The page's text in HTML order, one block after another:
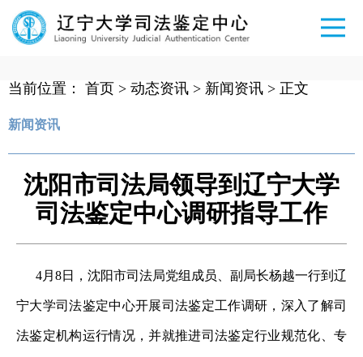
当前位置： 首页 > 动态资讯 > 新闻资讯 > 正文
新闻资讯
沈阳市司法局领导到辽宁大学
司法鉴定中心调研指导工作
4月8日，沈阳市司法局党组成员、副局长杨越一行到辽
宁大学司法鉴定中心开展司法鉴定工作调研，深入了解司
法鉴定机构运行情况，并就推进司法鉴定行业规范化、专